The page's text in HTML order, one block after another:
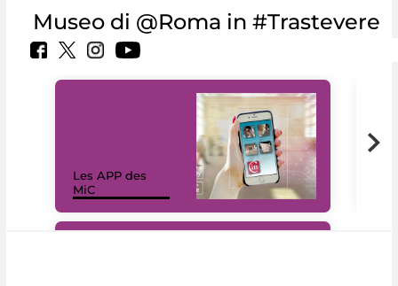
Museo di @Roma in #Trastevere
Les APP des
MiC